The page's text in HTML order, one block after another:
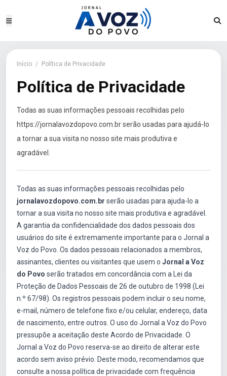
Início / Política de Privacidade
Política de Privacidade
Todas as suas informações pessoais recolhidas pelo
https://jornalavozdopovo.com.br serão usadas para ajudá-lo
a tornar a sua visita no nosso site mais produtiva e
agradável.
Todas as suas informações pessoais recolhidas pelo
jornalavozdopovo.com.br serão usadas para ajuda-lo a
tornar a sua visita no nosso site mais produtiva e agradável.
A garantia da confidencialidade dos dados pessoais dos
usuários do site é extremamente importante para o Jornal a
Voz do Povo. Os dados pessoais relacionados a membros,
assinantes, clientes ou visitantes que usem o Jornal a Voz
do Povo serão tratados em concordância com a Lei da
Proteção de Dados Pessoais de 26 de outubro de 1998 (Lei
n.º 67/98). Os registros pessoais podem incluir o seu nome,
e-mail, número de telefone fixo e/ou celular, endereço, data
de nascimento, entre outros. O uso do Jornal a Voz do Povo
pressupõe a aceitação deste Acordo de Privacidade. O
Jornal a Voz do Povo reserva-se ao direito de alterar este
acordo sem aviso prévio. Deste modo, recomendamos que
consulte a nossa política de privacidade com frequência